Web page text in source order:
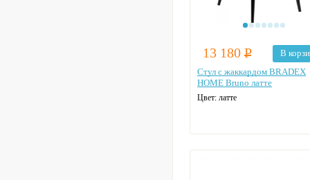
13 180 Р
В
Стул с жаккардом BRADEX
HOME Bruno латте
Цвет: латте